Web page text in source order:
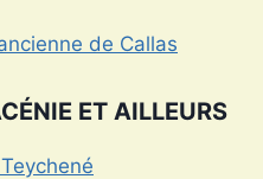
de Callas
ET AILLEURS